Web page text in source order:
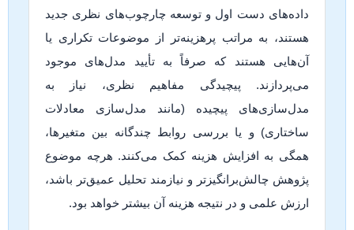
داده‌های دست اول و توسعه چارچوب‌های نظری جدید
هستند، به مراتب پرهزینه‌تر از موضوعات تکراری یا
آن‌هایی هستند که صرفاً به تأیید مدل‌های موجود
می‌پردازند. پیچیدگی مفاهیم نظری، نیاز به
مدل‌سازی‌های پیچیده (مانند مدل‌سازی معادلات
ساختاری) و یا بررسی روابط چندگانه بین متغیرها،
همگی به افزایش هزینه کمک می‌کنند. هرچه موضوع
پژوهش چالش‌برانگیزتر و نیازمند تحلیل عمیق‌تر باشد،
ارزش علمی و در نتیجه هزینه آن بیشتر خواهد بود.